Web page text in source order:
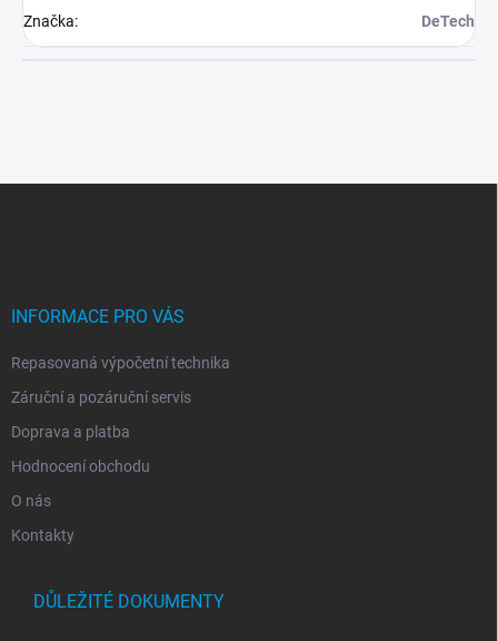
Značka: DeTech
INFORMACE PRO VÁS
Repasovaná výpočetní technika
Záruční a pozáruční servis
Doprava a platba
Hodnocení obchodu
O nás
Kontakty
DŮLEŽITÉ DOKUMENTY